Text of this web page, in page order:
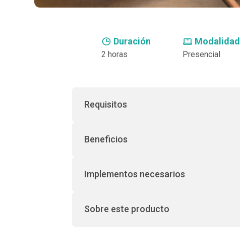
Duración
2 horas
Modalidad
Presencial
Requisitos
Beneficios
Implementos necesarios
Sobre este producto